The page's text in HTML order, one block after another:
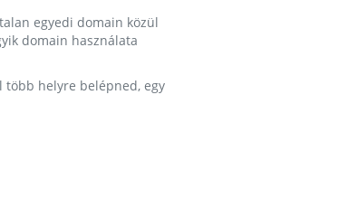
egyedi domain közül
domain használata
több helyre belépned, egy